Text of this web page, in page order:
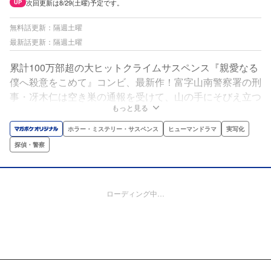
UP 次回更新は8/29(土曜)予定です。
無料話更新：隔週土曜
最新話更新：隔週土曜
累計100万部超の大ヒットクライムサスペンス『親愛なる
僕へ殺意をこめて』コンビ、最新作！富字山南警察署の刑
事・冴木仁は空き巣の通報を受けて、山の手にそびえ立つ
屋敷へ向かった。ところが、調べを進めていく中で、衝撃
の事実が判明。捜査陣に戦慄が走る…!!血塗られた狂気と
対峙する刑事を描く、激情と慟哭のノワールサスペンス、
開幕!!
もっと見る
ホラー・ミステリー・サスペンス ヒューマンドラマ
実写化
探偵・警察
ローディング中…